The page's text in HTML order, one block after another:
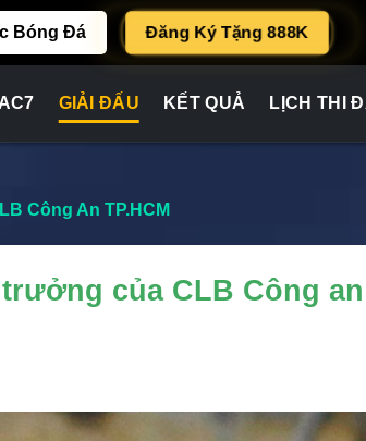
Bóng Đá Đăng Ký Tặng 888K
GIẢI ĐẤU KẾT QUẢ LỊCH THI
Công An TP.HCM
của CLB Công an